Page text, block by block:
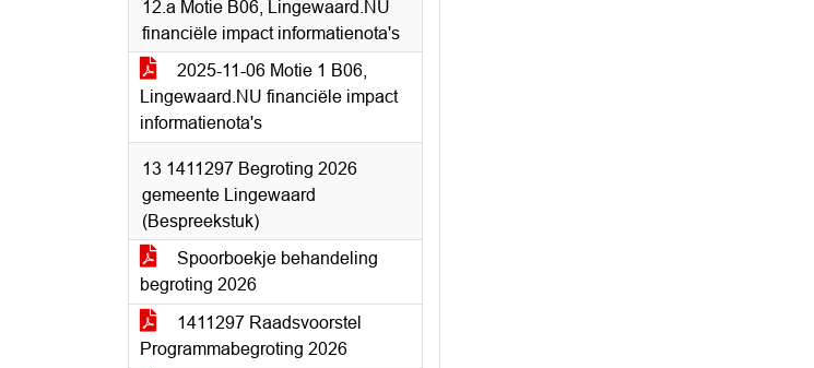
12.a Motie B06, Lingewaard.NU
financiële impact informatienota's
2025-11-06 Motie 1 B06,
Lingewaard.NU financiële impact
informatienota's
13 1411297 Begroting 2026
gemeente Lingewaard
(Bespreekstuk)
Spoorboekje behandeling
begroting 2026
1411297 Raadsvoorstel
Programmabegroting 2026